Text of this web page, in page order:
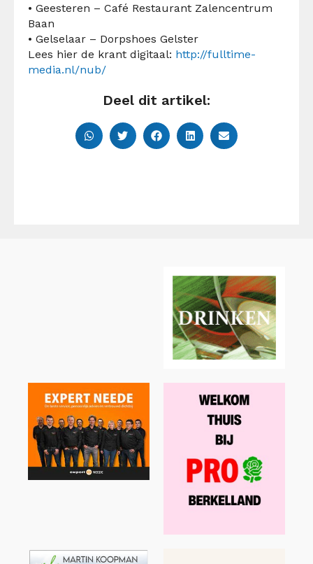
• Geesteren – Café Restaurant Zalencentrum
Baan
• Gelselaar – Dorpshoes Gelster
Lees hier de krant digitaal: http://fulltime-
media.nl/nub/
Deel dit artikel: